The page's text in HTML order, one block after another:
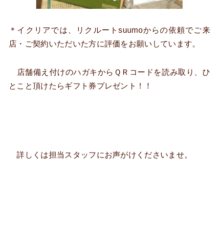
＊イクリアでは、リクルートsuumoからの依頼でご来
店・ご契約いただいた方に評価をお願いしています。
店舗備え付けのハガキからＱＲコードを読み取り、ひ
とこと頂けたらギフト券プレゼント！！
詳しくは担当スタッフにお声がけくださいませ。